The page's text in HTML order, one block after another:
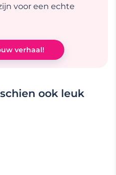
voor een echte
verhaal!
ook leuk